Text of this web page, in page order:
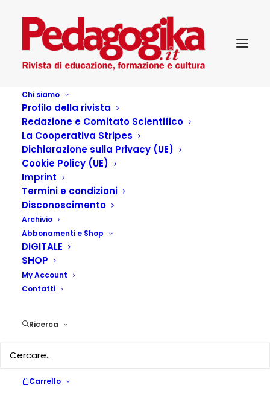
Chi siamo
Profilo della rivista
Redazione e Comitato Scientifico
La Cooperativa Stripes
Dichiarazione sulla Privacy (UE)
Cookie Policy (UE)
Imprint
Termini e condizioni
Disconoscimento
Archivio
Abbonamenti e Shop
DIGITALE
SHOP
My Account
Contatti
Ricerca
Carrello
a2293479882_10
Home Musica Black Pumas, Mirkoeilcane